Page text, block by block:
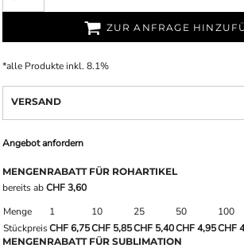
ZUR ANFRAGE
*alle Produkte inkl. 8.1%
VERSAND
Angebot anfordern
MENGENRABATT FÜR ROHARTIKEL
bereits abCHF 3,60
Menge
1 10 25 50 100
StückpreisCHF 6,75CHF 5,85CHF 5,40CHF 4,95CHF
MENGENRABATT FÜR SUBLIMATION